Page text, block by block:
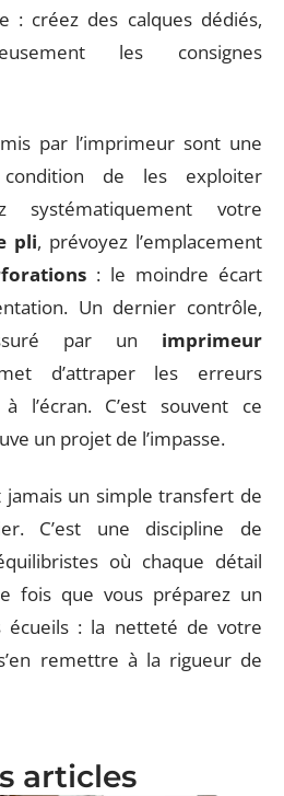
: créez des calques dédiés,
les consignes
par l’imprimeur sont une
de les exploiter
systématiquement votre
pli, prévoyez l’emplacement
: le moindre écart
Un dernier contrôle,
par un imprimeur
d’attraper les erreurs
l’écran. C’est souvent ce
un projet de l’impasse.
jamais un simple transfert de
C’est une discipline de
où chaque détail
fois que vous préparez un
écueils : la netteté de votre
remettre à la rigueur de
articles